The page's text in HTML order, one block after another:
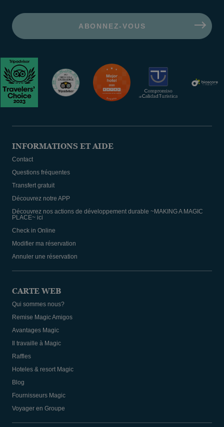
INFORMATIONS ET AIDE
Contact
Questions fréquentes
Transfert gratuit
Découvrez notre APP
Découvrez nos actions de développement durable ~MAKING A MAGIC
PLACE~ ici
Check in Online
Modifier ma réservation
Annuler une réservation
CARTE WEB
Qui sommes nous?
Remise Magic Amigos
Avantages Magic
Il travaille à Magic
Raffles
Hoteles & resort Magic
Blog
Fournisseurs Magic
Voyager en Groupe